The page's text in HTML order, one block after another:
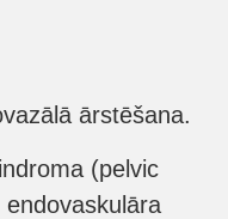
ārstēšana.
(pelvic